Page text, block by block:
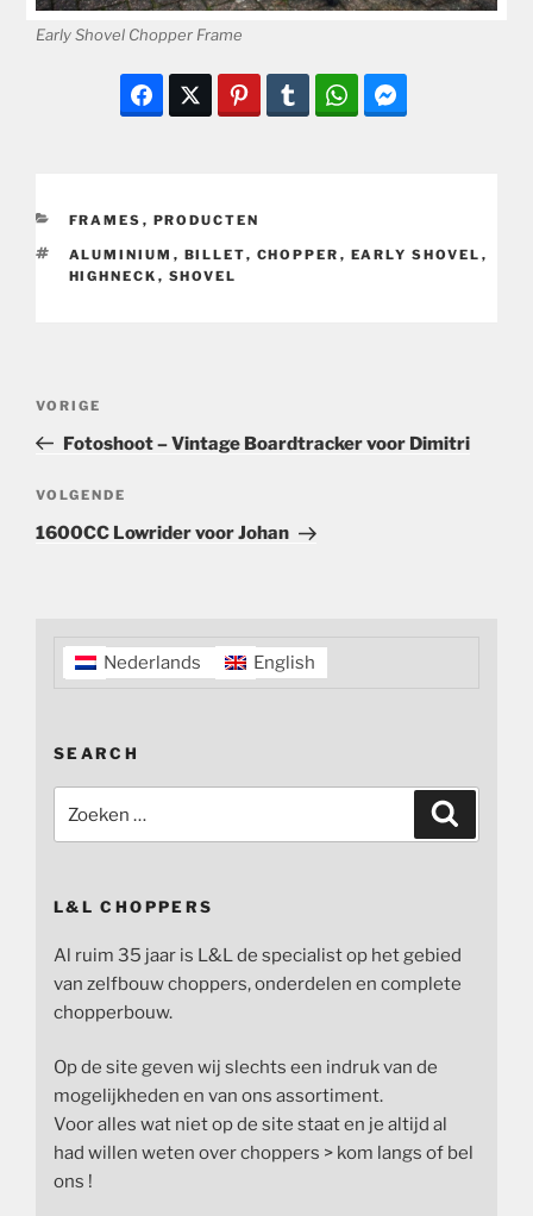
Early Shovel Chopper Frame
CATEGORIEËN
FRAMES , PRODUCTEN
TAGS
ALUMINIUM , BILLET, CHOPPER , EARLY SHOVEL ,
HIGHNECK , SHOVEL
Bericht
Vorig
bericht
VORIGE
Fotoshoot – Vintage Boardtracker voor Dimitri
Volgend
bericht
VOLGENDE
1600CC Lowrider voor Johan
Nederlands English
SEARCH
naar:
L&L CHOPPERS
Al ruim 35 jaar is L&L de specialist op het gebied
van zelfbouw choppers, onderdelen en complete
chopperbouw.
Op de site geven wij slechts een indruk van de
mogelijkheden en van ons assortiment.
Voor alles wat niet op de site staat en je altijd al
had willen weten over choppers > kom langs of bel
ons !